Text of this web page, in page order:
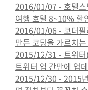
2016/01/07 - 호텔스
여행 호텔 8~10% 할
2016/01/06 - 코더
만든 코딩을 가르치
2015/12/31 - 트위터
트위터 앱 간만에 업
2015/12/30 - 2015